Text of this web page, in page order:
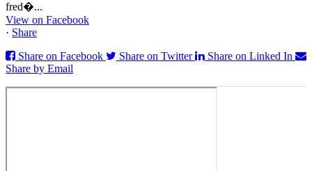
fred�...
View on Facebook
· Share
Share on Facebook
Share on Twitter
Share on Linked In
Share by Email